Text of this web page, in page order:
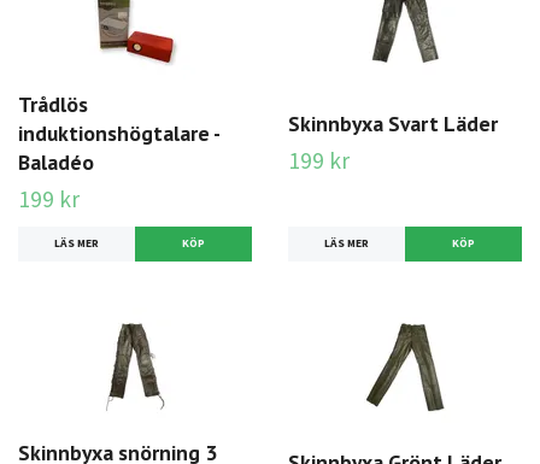
Trådlös
induktionshögtalare -
Baladéo
199 kr
LÄS MER KÖP
Skinnbyxa Svart Läder
199 kr
LÄS MER KÖP
Skinnbyxa snörning 3